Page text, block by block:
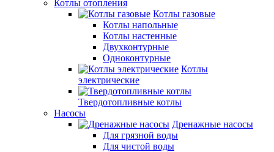
Котлы отопления
Котлы газовые
Котлы напольные
Котлы настенные
Двухконтурные
Одноконтурные
Котлы
электрические
Твердотопливные котлы
Насосы
Дренажные насосы
Для грязной воды
Для чистой воды